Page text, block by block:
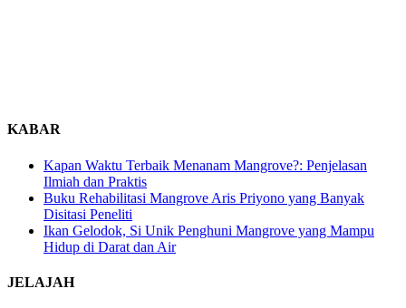
KABAR
Kapan Waktu Terbaik Menanam Mangrove?: Penjelasan
Ilmiah dan Praktis
Buku Rehabilitasi Mangrove Aris Priyono yang Banyak
Disitasi Peneliti
Ikan Gelodok, Si Unik Penghuni Mangrove yang Mampu
Hidup di Darat dan Air
JELAJAH